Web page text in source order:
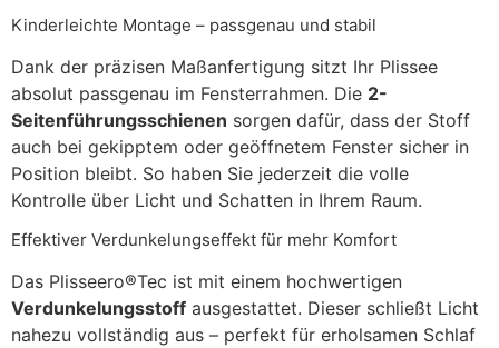
Kinderleichte Montage – passgenau und stabil
Dank der präzisen Maßanfertigung sitzt Ihr Plissee
absolut passgenau im Fensterrahmen. Die 2-
Seitenführungsschienen sorgen dafür, dass der Stoff
auch bei gekipptem oder geöffnetem Fenster sicher in
Position bleibt. So haben Sie jederzeit die volle
Kontrolle über Licht und Schatten in Ihrem Raum.
Effektiver Verdunkelungseffekt für mehr Komfort
Das Plisseero®Tec ist mit einem hochwertigen
Verdunkelungsstoff ausgestattet. Dieser schließt Licht
nahezu vollständig aus – perfekt für erholsamen Schlaf